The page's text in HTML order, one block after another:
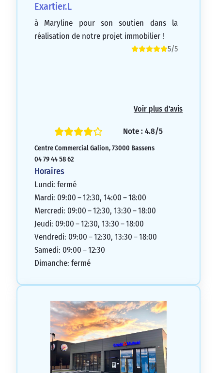
Exartier.L
à Maryline pour son soutien dans la
réalisation de notre projet immobilier !
5/5
Voir plus d'avis
Note : 4.8/5
Centre Commercial Galion, 73000 Bassens
04 79 44 58 62
Horaires
Lundi: fermé
Mardi: 09:00 – 12:30, 14:00 – 18:00
Mercredi: 09:00 – 12:30, 13:30 – 18:00
Jeudi: 09:00 – 12:30, 13:30 – 18:00
Vendredi: 09:00 – 12:30, 13:30 – 18:00
Samedi: 09:00 – 12:30
Dimanche: fermé